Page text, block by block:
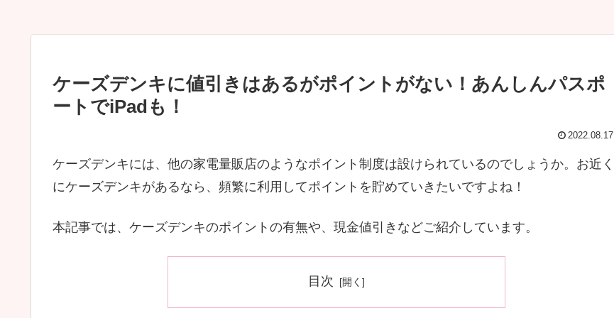
ケーズデンキに値引きはあるがポイントがない！あんしんパスポ
ートでiPadも！
2022.08.17
ケーズデンキには、他の家電量販店のようなポイント制度は設けられているのでしょうか。お近く
にケーズデンキがあるなら、頻繁に利用してポイントを貯めていきたいですよね！
本記事では、ケーズデンキのポイントの有無や、現金値引きなどご紹介しています。
目次